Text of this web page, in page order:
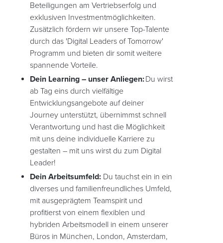
Beteiligungen am Vertriebserfolg und
exklusiven Investmentmöglichkeiten.
Zusätzlich fördern wir unsere Top-Talente
durch das 'Digital Leaders of Tomorrow'
Programm und bieten dir somit weitere
spannende Vorteile.
Dein Learning – unser Anliegen:Du wirst
ab Tag eins durch vielfältige
Entwicklungsangebote auf deiner
Journey unterstützt, übernimmst schnell
Verantwortung und hast die Möglichkeit
mit uns deine individuelle Karriere zu
gestalten – mit uns wirst du zum Digital
Leader!
Dein Arbeitsumfeld: Du tauchst ein in ein
diverses und familienfreundliches Umfeld,
mit ausgeprägtem Teamspirit und
profitierst von einem flexiblen und
hybriden Arbeitsmodell in einem unserer
Büros in München, London, Amsterdam,